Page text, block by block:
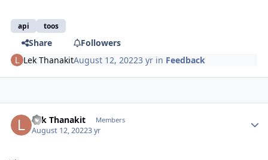
api toos
Share
Followers
Lek ThanakitAugust 12, 20223 yr in Feedback
Lek Thanakit Members
August 12, 20223 yr